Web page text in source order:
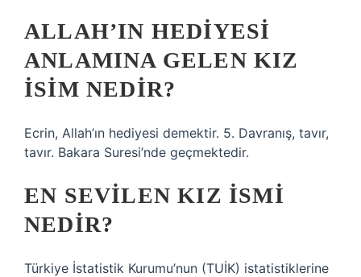
ALLAH’IN HEDIYESI
ANLAMINA GELEN KIZ
ISIM NEDIR?
Ecrin, Allah’ın hediyesi demektir. 5. Davranış, tavır,
tavır. Bakara Suresi’nde geçmektedir.
EN SEVILEN KIZ ISMI
NEDIR?
Türkiye İstatistik Kurumu’nun (TUİK) istatistiklerine